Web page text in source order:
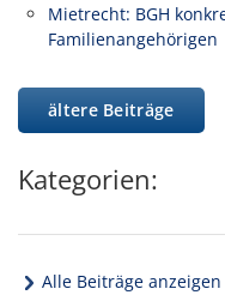
Mietrecht: BGH
Familienangehörigen
ältere Beiträge
Kategorien:
Alle Beiträge anzeigen